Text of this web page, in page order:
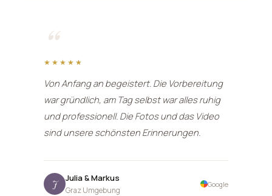
“
★★★★★
Von Anfang an begeistert. Die Vorbereitung
war gründlich, am Tag selbst war alles ruhig
und professionell. Die Fotos und das Video
sind unsere schönsten Erinnerungen.
J Julia & Markus
Graz Umgebung
Google